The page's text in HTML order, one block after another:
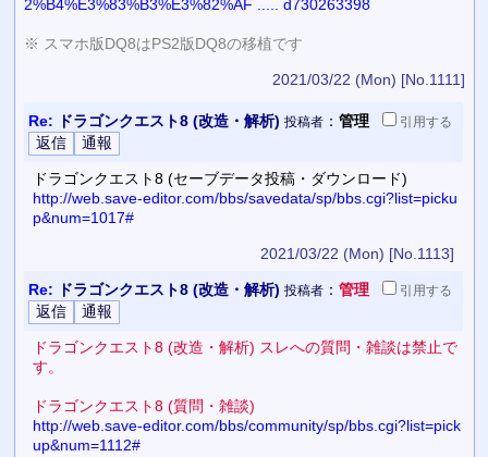
2%B4%E3%83%B3%E3%82%AF ..... d730263398
※ スマホ版DQ8はPS2版DQ8の移植です
2021/03/22 (Mon) [No.1111]
Re: ドラゴンクエスト8 (改造・解析) 投稿者： 管理 引用する
ドラゴンクエスト8 (セーブデータ投稿・ダウンロード)
http://web.save-editor.com/bbs/savedata/sp/bbs.cgi?list=picku
p&num=1017#
2021/03/22 (Mon) [No.1113]
Re: ドラゴンクエスト8 (改造・解析) 投稿者： 管理 引用する
ドラゴンクエスト8 (改造・解析) スレへの質問・雑談は禁止で
す。
ドラゴンクエスト8 (質問・雑談)
http://web.save-editor.com/bbs/community/sp/bbs.cgi?list=pick
up&num=1112#